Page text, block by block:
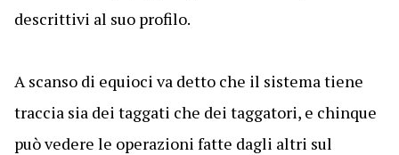
descrittivi al suo profilo.
A scanso di equioci va detto che il sistema tiene
traccia sia dei taggati che dei taggatori, e chinque
può vedere le operazioni fatte dagli altri sul